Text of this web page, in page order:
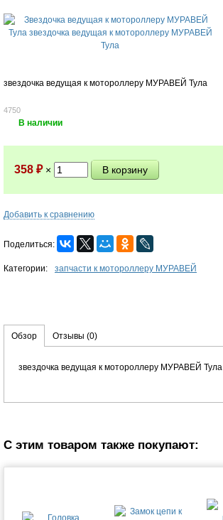
звездочка ведущая к мотороллеру МУРАВЕЙ Тула
4750
В наличии
358 ₽ ×
Добавить к сравнению
Поделиться:
Категории: запчасти к мотороллеру МУРАВЕЙ
Обзор Отзывы (0)
звездочка ведущая к мотороллеру МУРАВЕЙ Тула
С этим товаром также покупают: